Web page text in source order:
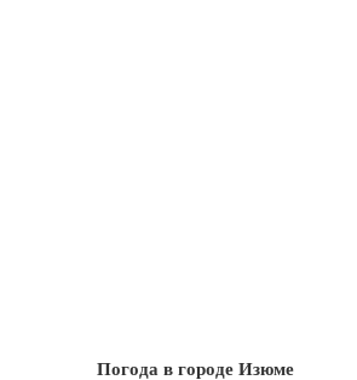
Погода в городе Изюме